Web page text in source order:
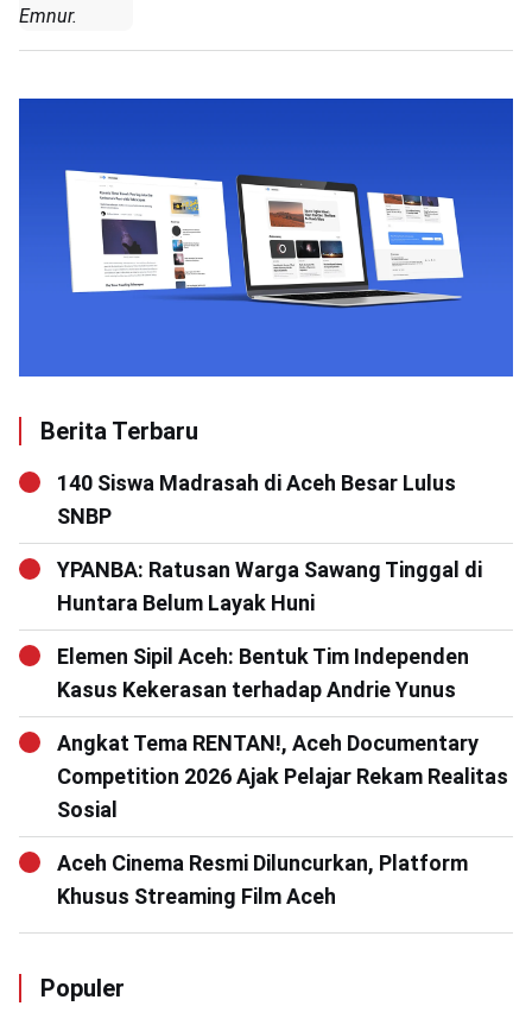
Emnur.
Berita Terbaru
140 Siswa Madrasah di Aceh Besar Lulus
SNBP
YPANBA: Ratusan Warga Sawang Tinggal di
Huntara Belum Layak Huni
Elemen Sipil Aceh: Bentuk Tim Independen
Kasus Kekerasan terhadap Andrie Yunus
Angkat Tema RENTAN!, Aceh Documentary
Competition 2026 Ajak Pelajar Rekam Realitas
Sosial
Aceh Cinema Resmi Diluncurkan, Platform
Khusus Streaming Film Aceh
Populer